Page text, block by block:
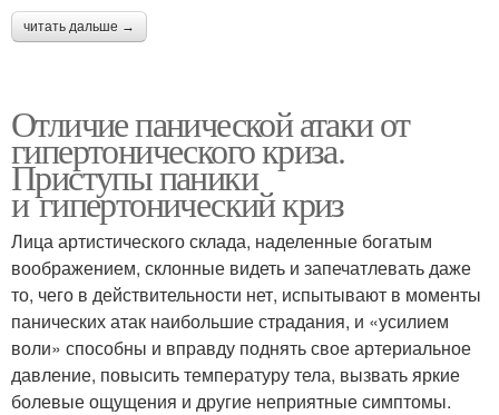
читать дальше →
Отличие панической атаки от
гипертонического криза.
Приступы паники
и гипертонический криз
Лица артистического склада, наделенные богатым
воображением, склонные видеть и запечатлевать даже
то, чего в действительности нет, испытывают в моменты
панических атак наибольшие страдания, и «усилием
воли» способны и вправду поднять свое артериальное
давление, повысить температуру тела, вызвать яркие
болевые ощущения и другие неприятные симптомы.